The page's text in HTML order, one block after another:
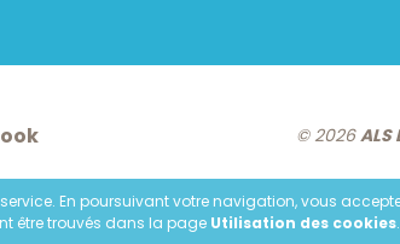
© 2026ALS
En poursuivant votre navigation, vous
être trouvés dans la page Utilisation des cookies.